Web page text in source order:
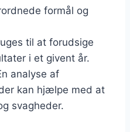
formål og
til at forudsige
i et givent år.
analyse af
kan hjælpe med at
svagheder.